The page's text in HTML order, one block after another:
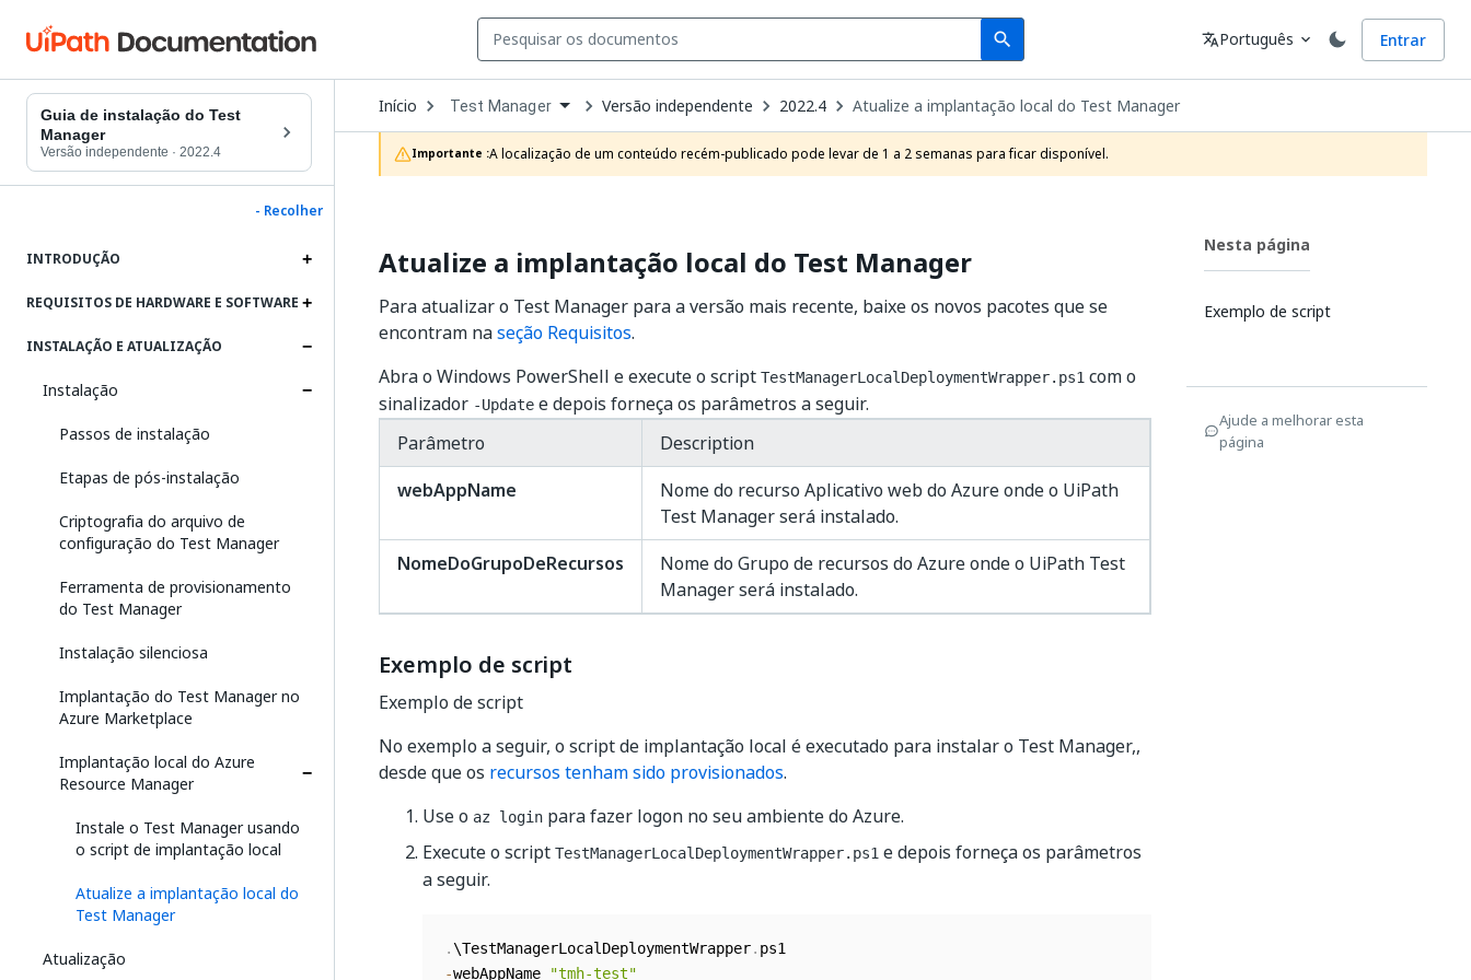
search
Search Idioma
translatePortuguês expand_more Entrar
Guia de instalação do Test
Manager
Versão independente · 2022.4
- Recolher
INTRODUÇÃO
REQUISITOS DE HARDWARE E SOFTWARE
INSTALAÇÃO E ATUALIZAÇÃO
Instalação
Passos de instalação
Etapas de pós-instalação
Criptografia do arquivo de
configuração do Test Manager
Ferramenta de provisionamento
do Test Manager
Instalação silenciosa
Implantação do Test Manager no
Azure Marketplace
Implantação local do Azure
Resource Manager
Instale o Test Manager usando
o script de implantação local
Atualize a implantação local do
Test Manager
Atualização
Início Open
Dropdown
to
choose
product
Test Manager Versão independente 2022.4 Atualize a implantação local do Test Manager
Importante :A localização de um conteúdo recém-publicado pode levar de 1 a 2 semanas para ficar disponível.
Atualize a implantação local do Test Manager
Para atualizar o Test Manager para a versão mais recente, baixe os novos pacotes que se
encontram naseção Requisitos.
Abra o Windows PowerShell e execute o script TestManagerLocalDeploymentWrapper.ps1 com o
sinalizador -Update e depois forneça os parâmetros a seguir.
Parâmetro
Description
webAppName
Nome do recurso Aplicativo web do Azure onde o UiPath
Test Manager será instalado.
NomeDoGrupoDeRecursos
Nome do Grupo de recursos do Azure onde o UiPath Test
Manager será instalado.
Exemplo de script
Exemplo de script
No exemplo a seguir, o script de implantação local é executado para instalar o Test Manager,,
desde que os recursos tenham sido provisionados.
Use o az login para fazer logon no seu ambiente do Azure.
Execute o script TestManagerLocalDeploymentWrapper.ps1 e depois forneça os parâmetros
a seguir.
.\TestManagerLocalDeploymentWrapper.
-webAppName "tmh-test"
Nesta página
Exemplo de script
Ajude a melhorar esta
página